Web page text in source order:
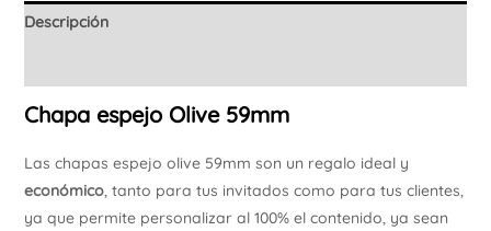
Descripción
Chapa espejo Olive 59mm
Las chapas espejo olive 59mm son un regalo ideal y
económico, tanto para tus invitados como para tus clientes,
ya que permite personalizar al 100% el contenido, ya sean